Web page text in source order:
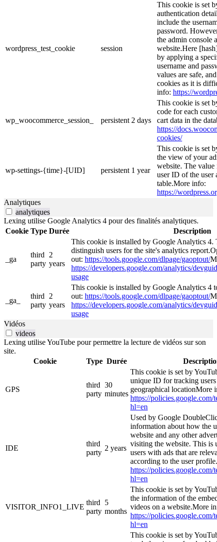
wordpress_test_cookie session
This cookie is set
authentication
include the
password.
the admin console
website.Here
by applying a
username and
values are safe,
cookies as it is
info: https://
wp_woocommerce_session_ persistent 2 days
This cookie is set
code for each
cart data in the
https://
cookies/
wp-settings-{time}-[UID] persistent 1 year
This cookie is set
the view of your
website. The
user ID of the user
table.More info:
https://
Analytiques
analytiques
Lexing utilise Google Analytics 4 pour des finalités analytiques.
Cookie Type Durée Description
_ga
third
party
2
years
This cookie is installed by Google Analytics 4.
distinguish users for the site's analytics
out: https://tools.google.com/dlpage/gaoptout/
https://developers.google.com/analytics/
usage
_ga_
third
party
2
years
This cookie is installed by Google Analytics 4
out: https://tools.google.com/dlpage/gaoptout/
https://developers.google.com/analytics/
usage
Vidéos
videos
Lexing utilise YouTube pour permettre la lecture de vidéos sur son
site.
Cookie
Type Durée
GPS
third
party
30
minutes
This cookie is set by
unique ID for tracking
geographical locationMore
https://policies.google.com/
hl=en
IDE
third
party
2 years
Used by Google
information about how the
website and any other
visiting the website. This is
users with ads that are
according to the user
https://policies.google.com/
hl=en
VISITOR_INFO1_LIVE
third
party
5
months
This cookie is set by
the information of the
videos on a website.More
https://policies.google.com/
hl=en
This cookie is set by